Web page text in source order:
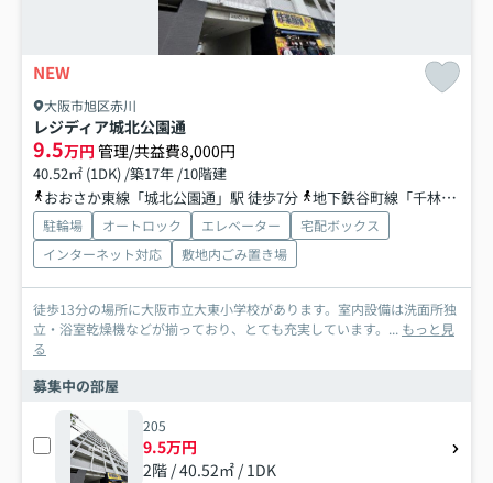
NEW
大阪市旭区赤川
レジディア城北公園通
9.5万円 管理/共益費8,000円
40.52㎡ (1DK) /築17年 /10階建
おおさか東線「城北公園通」駅 徒歩7分
地下鉄谷町線「千林大宮」駅 徒歩21分
駐輪場 オートロック エレベーター
宅配ボックス
インターネット対応
敷地内ごみ置き場
徒歩13分の場所に大阪市立大東小学校があります。室内設備は洗面所独
立・浴室乾燥機などが揃っており、とても充実しています。... もっと見
る
募集中の部屋
205
9.5万円
2階 / 40.52㎡ / 1DK